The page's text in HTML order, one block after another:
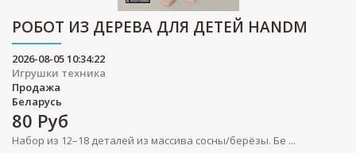
РОБОТ ИЗ ДЕРЕВА ДЛЯ ДЕТЕЙ HANDM
2026-08-05 10:34:22
Игрушки техника
Продажа
Беларусь
80 Руб
Набор из 12–18 деталей из массива сосны/берёзы. Бе ...